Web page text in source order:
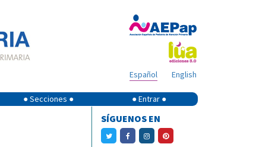
English
Español
● Secciones ● ● Entrar ●
SÍGUENOS EN